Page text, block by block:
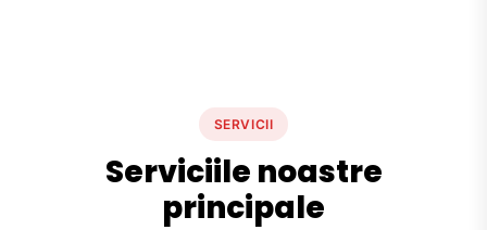
SERVICII
Serviciile noastre
principale